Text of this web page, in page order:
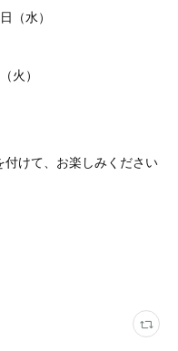
（水）
火）
けて、お楽しみください